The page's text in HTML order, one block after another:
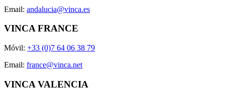
Email: andalucia@vinca.es
VINCA FRANCE
Móvil: +33 (0)7 64 06 38 79
Email: france@vinca.net
VINCA VALENCIA